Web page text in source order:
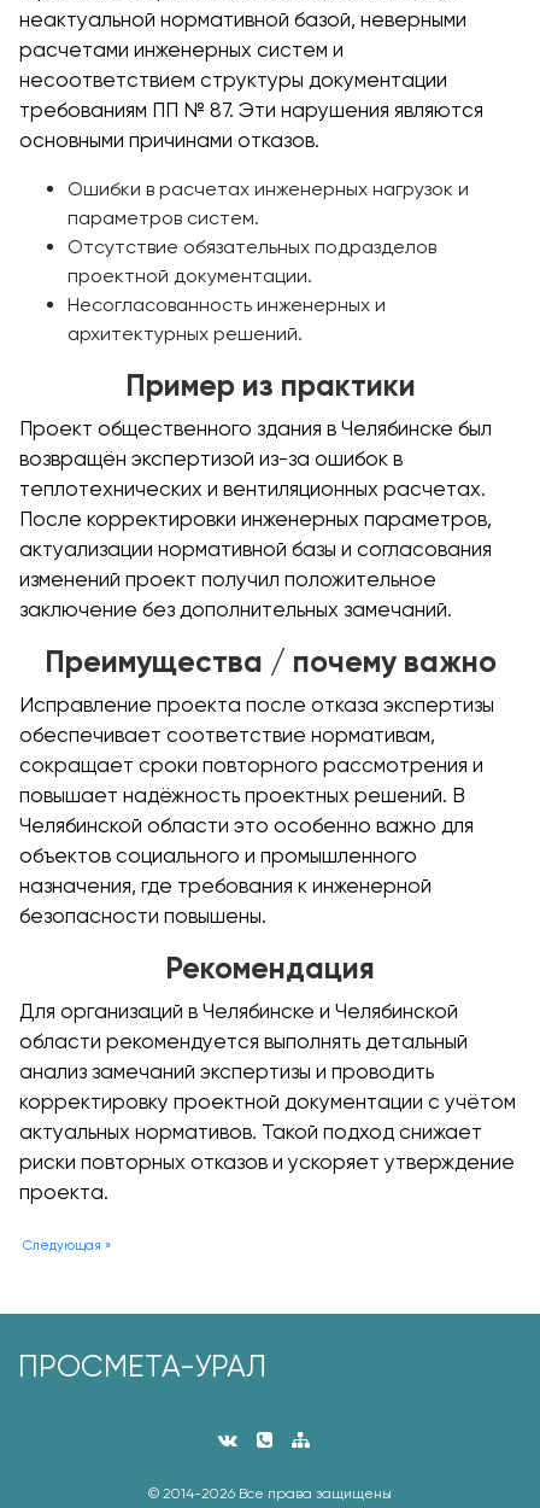
неактуальной нормативной базой, неверными
расчетами инженерных систем и
несоответствием структуры документации
требованиям ПП № 87. Эти нарушения являются
основными причинами отказов.
Ошибки в расчетах инженерных нагрузок и
параметров систем.
Отсутствие обязательных подразделов
проектной документации.
Несогласованность инженерных и
архитектурных решений.
Пример из практики
Проект общественного здания в Челябинске был
возвращён экспертизой из-за ошибок в
теплотехнических и вентиляционных расчетах.
После корректировки инженерных параметров,
актуализации нормативной базы и согласования
изменений проект получил положительное
заключение без дополнительных замечаний.
Преимущества / почему важно
Исправление проекта после отказа экспертизы
обеспечивает соответствие нормативам,
сокращает сроки повторного рассмотрения и
повышает надёжность проектных решений. В
Челябинской области это особенно важно для
объектов социального и промышленного
назначения, где требования к инженерной
безопасности повышены.
Рекомендация
Для организаций в Челябинске и Челябинской
области рекомендуется выполнять детальный
анализ замечаний экспертизы и проводить
корректировку проектной документации с учётом
актуальных нормативов. Такой подход снижает
риски повторных отказов и ускоряет утверждение
проекта.
Следующая »
ПРОСМЕТА-УРАЛ
© 2014-2026 Все права защищены